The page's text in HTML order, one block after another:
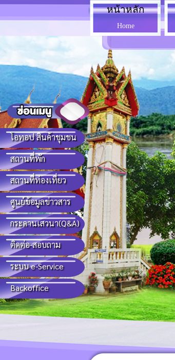
โอทอป สินค้าชุมชน
สถานที่พัก
สถานที่ท่องเที่ยว
ศูนย์ข้อมูลข่าวสาร
กระดานเสวนา(Q&A)
ติดต่อ-สอบถาม
ระบบ e-Service
Backoffice
หน้าหลัก
Home